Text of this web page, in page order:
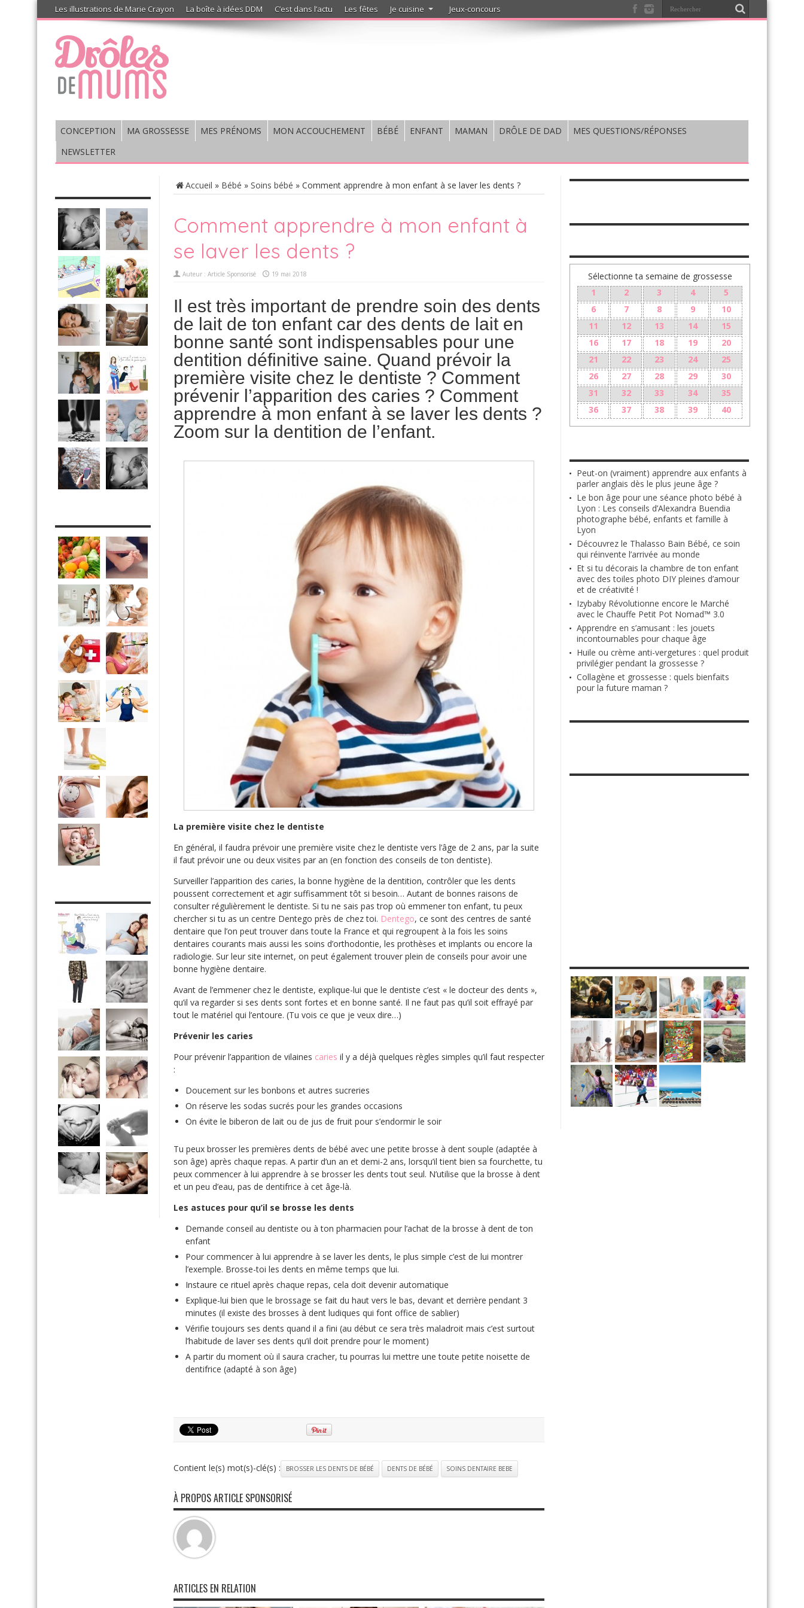
Les illustrations de Marie Crayon La boîte à idées DDM C’est dans l’actu Les fêtes Je cuisine Jeux-concours
CONCEPTION MA GROSSESSE MES PRÉNOMS MON ACCOUCHEMENT BÉBÉ ENFANT MAMAN DRÔLE DE DAD
MES QUESTIONS/RÉPONSES
NEWSLETTER
Accueil » Bébé » Soins bébé » Comment apprendre à mon enfant à se laver les dents ?
Comment apprendre à mon enfant à
se laver les dents ?
Auteur : Article Sponsorisé 19 mai 2018
Il est très important de prendre soin des dents
de lait de ton enfant car des dents de lait en
bonne santé sont indispensables pour une
dentition définitive saine. Quand prévoir la
première visite chez le dentiste ? Comment
prévenir l’apparition des caries ? Comment
apprendre à mon enfant à se laver les dents ?
Zoom sur la dentition de l’enfant.
La première visite chez le dentiste
En général, il faudra prévoir une première visite chez le dentiste vers l’âge de 2 ans, par la suite
il faut prévoir une ou deux visites par an (en fonction des conseils de ton dentiste).
Surveiller l’apparition des caries, la bonne hygiène de la dentition, contrôler que les dents
poussent correctement et agir suffisamment tôt si besoin… Autant de bonnes raisons de
consulter régulièrement le dentiste. Si tu ne sais pas trop où emmener ton enfant, tu peux
chercher si tu as un centre Dentego près de chez toi. Dentego, ce sont des centres de santé
dentaire que l’on peut trouver dans toute la France et qui regroupent à la fois les soins
dentaires courants mais aussi les soins d’orthodontie, les prothèses et implants ou encore la
radiologie. Sur leur site internet, on peut également trouver plein de conseils pour avoir une
bonne hygiène dentaire.
Avant de l’emmener chez le dentiste, explique-lui que le dentiste c’est « le docteur des dents »,
qu’il va regarder si ses dents sont fortes et en bonne santé. Il ne faut pas qu’il soit effrayé par
tout le matériel qui l’entoure. (Tu vois ce que je veux dire…)
Prévenir les caries
Pour prévenir l’apparition de vilaines caries il y a déjà quelques règles simples qu’il faut respecter
:
Doucement sur les bonbons et autres sucreries
On réserve les sodas sucrés pour les grandes occasions
On évite le biberon de lait ou de jus de fruit pour s’endormir le soir
Tu peux brosser les premières dents de bébé avec une petite brosse à dent souple (adaptée à
son âge) après chaque repas. A partir d’un an et demi-2 ans, lorsqu’il tient bien sa fourchette, tu
peux commencer à lui apprendre à se brosser les dents tout seul. N’utilise que la brosse à dent
et un peu d’eau, pas de dentifrice à cet âge-là.
Les astuces pour qu’il se brosse les dents
Demande conseil au dentiste ou à ton pharmacien pour l’achat de la brosse à dent de ton
enfant
Pour commencer à lui apprendre à se laver les dents, le plus simple c’est de lui montrer
l’exemple. Brosse-toi les dents en même temps que lui.
Instaure ce rituel après chaque repas, cela doit devenir automatique
Explique-lui bien que le brossage se fait du haut vers le bas, devant et derrière pendant 3
minutes (il existe des brosses à dent ludiques qui font office de sablier)
Vérifie toujours ses dents quand il a fini (au début ce sera très maladroit mais c’est surtout
l’habitude de laver ses dents qu’il doit prendre pour le moment)
A partir du moment où il saura cracher, tu pourras lui mettre une toute petite noisette de
dentifrice (adapté à son âge)
Contient le(s) mot(s)-clé(s) : BROSSER LES DENTS DE BÉBÉ DENTS DE BÉBÉ SOINS DENTAIRE BEBE
À PROPOS ARTICLE SPONSORISÉ
ARTICLES EN RELATION
Sélectionne ta semaine de grossesse
1
2 3 4
5
6
7 8 9
10
11
12 13 14
15
16
17 18 19
20
21
22 23 24
25
26
27 28 29
30
31
32 33 34
35
36
37 38 39 40
Peut-on (vraiment) apprendre aux enfants à
parler anglais dès le plus jeune âge ?
Le bon âge pour une séance photo bébé à
Lyon : Les conseils d’Alexandra Buendia
photographe bébé, enfants et famille à
Lyon
Découvrez le Thalasso Bain Bébé, ce soin
qui réinvente l’arrivée au monde
Et si tu décorais la chambre de ton enfant
avec des toiles photo DIY pleines d’amour
et de créativité !
Izybaby Révolutionne encore le Marché
avec le Chauffe Petit Pot Nomad™ 3.0
Apprendre en s’amusant : les jouets
incontournables pour chaque âge
Huile ou crème anti-vergetures : quel produit
privilégier pendant la grossesse ?
Collagène et grossesse : quels bienfaits
pour la future maman ?